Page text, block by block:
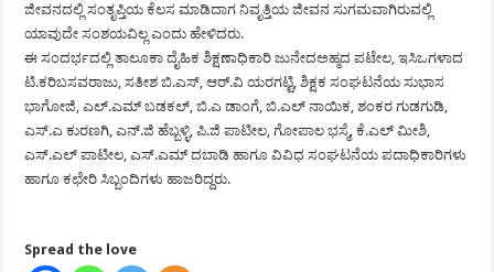
ಜೀವನದಲ್ಲಿ ಸಂತೃಪ್ತಿಯ ಕೆಲಸ ಮಾಡಿದಾಗ ನಿವೃತ್ತಿಯ ಜೀವನ ಸುಗಮವಾಗಿರುವಲ್ಲಿ
ಯಾವುದೇ ಸಂಶಯವಿಲ್ಲ ಎಂದು ಹೇಳಿದರು.
ಈ ಸಂದರ್ಭದಲ್ಲಿ ತಾಲೂಕಾ ದೈಹಿಕ ಶಿಕ್ಷಣಾಧಿಕಾರಿ ಜುನೇದಅಹ್ಮದ ಪಟೇಲ, ಇಸಿಒಗಳಾದ
ಟಿ.ಕರಿಬಸವರಾಜು, ಸತೀಶ ಬಿ.ಎಸ್, ಆರ್.ವಿ ಯರಗಟ್ಟಿ, ಶಿಕ್ಷಕ ಸಂಘಟನೆಯ ಸುಭಾಸ
ಭಾಗೋಜಿ, ಎಲ್.ಎಮ್ ಬಡಕಲ್, ಬಿ.ಎ ಡಾಂಗೆ, ಬಿ.ಎಲ್ ನಾಯಿಕ, ಶಂಕರ ಗುಡಗುಡಿ,
ಎಸ್.ಎ ಕುರಣಗಿ, ಎನ್.ಜಿ ಹೆಬ್ಬಳ್ಳಿ, ಪಿ.ಜಿ ಪಾಟೀಲ, ಗೋಪಾಲ ಭಸ್ಮೆ, ಕೆ.ಎಲ್ ಮೀಶಿ,
ಎಸ್.ಎಲ್ ಪಾಟೀಲ, ಎಸ್.ಎಮ್ ದಬಾಡಿ ಹಾಗೂ ವಿವಿಧ ಸಂಘಟನೆಯ ಪದಾಧಿಕಾರಿಗಳು
ಹಾಗೂ ಕಛೇರಿ ಸಿಬ್ಬಂದಿಗಳು ಹಾಜರಿದ್ದರು.
Spread the love